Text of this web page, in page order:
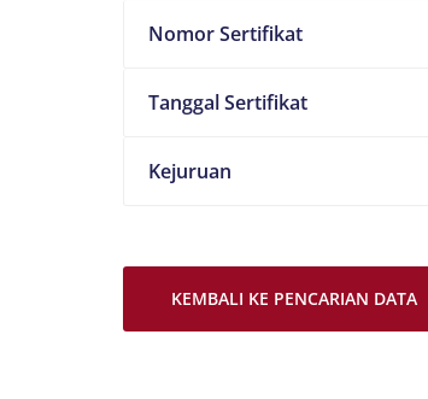
Nomor Sertifikat
Tanggal Sertifikat
Kejuruan
KEMBALI KE PENCARIAN DATA